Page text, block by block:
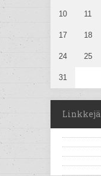
10 11
17 18
24 25
31
Linkkejä